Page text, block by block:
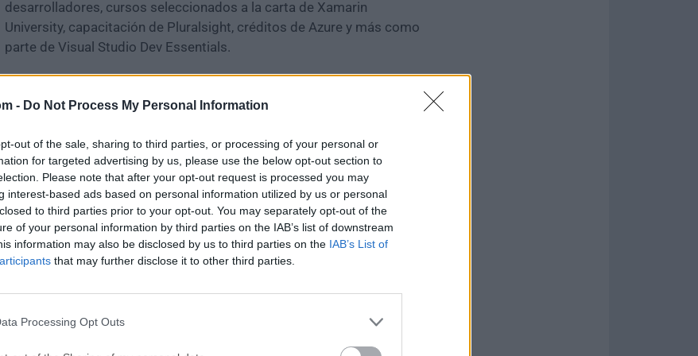
- Do Not Process My Personal Information
out of the sale, sharing to third parties, or processing of your personal or
for targeted advertising by us, please use the below opt-out section to
Please note that after your opt-out request is processed you may
interest-based ads based on personal information utilized by us or personal
to third parties prior to your opt-out. You may separately opt-out of the
of your personal information by third parties on the IAB’s list of downstream
information may also be disclosed by us to third parties on the IAB’s List of
that may further disclose it to other third parties.
Processing Opt Outs
desarrolladores, cursos seleccionados a la carta de Xamarin
University, capacitación de Pluralsight, créditos de Azure y más como
parte de Visual Studio Dev Essentials.
Desarrolle para WPF, WinForms, ASP.NET, Plataforma Universal de
Windows, Win32, Android, iOS, macOS y muchas más plataformas
desde un solo IDE con todo lo que necesita.
Empiece a codificar más rápido
Con tiempos de carga de proyectos más rápidos y mejoras de
rendimiento, puede empezar a trabajar más rápido con sus lenguajes
Productividad mejorada
La edición de código, la navegación y la depuración se facilitan con